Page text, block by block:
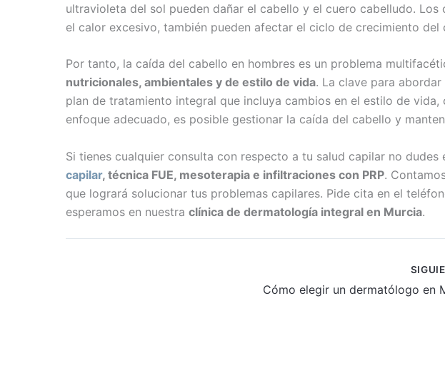
ultravioleta del sol pueden dañar el cabello y el cuero cabelludo.
el calor excesivo, también pueden afectar el ciclo de crecimiento del
Por tanto, la caída del cabello en hombres es un problema
nutricionales, ambientales y de estilo de vida. La clave para
plan de tratamiento integral que incluya cambios en el estilo de
enfoque adecuado, es posible gestionar la caída del cabello y
Si tienes cualquier consulta con respecto a tu salud capilar no
capilar, técnica FUE, mesoterapia e infiltraciones con PRP.
que logrará solucionar tus problemas capilares. Pide cita en el
esperamos en nuestra clínica de dermatología integral en Murcia.
Cómo elegir un dermatólogo en